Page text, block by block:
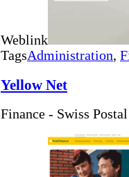
Weblink
TagsAdministration,
Yellow Net
Finance - Swiss